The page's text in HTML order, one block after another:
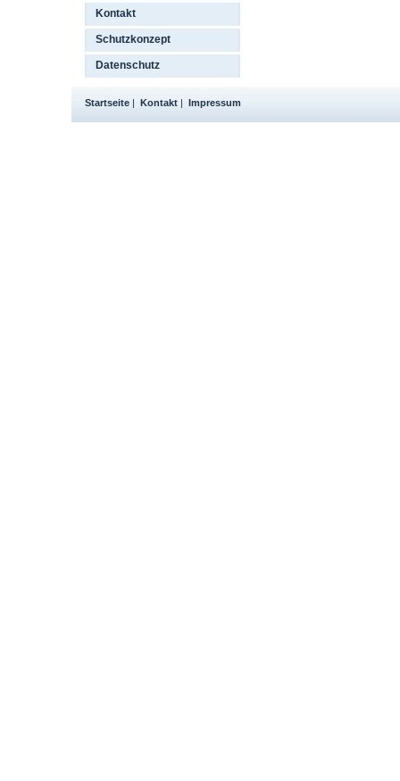
Kontakt
Schutzkonzept
Datenschutz
Startseite | Kontakt | Impressum